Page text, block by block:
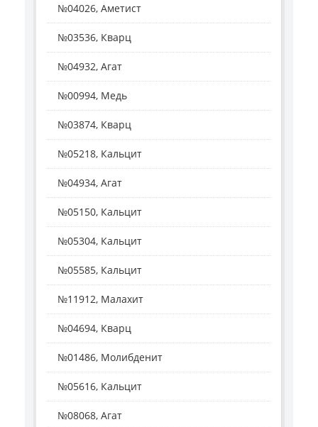
№04026, Аметист
№03536, Кварц
№04932, Агат
№00994, Медь
№03874, Кварц
№05218, Кальцит
№04934, Агат
№05150, Кальцит
№05304, Кальцит
№05585, Кальцит
№11912, Малахит
№04694, Кварц
№01486, Молибденит
№05616, Кальцит
№08068, Агат